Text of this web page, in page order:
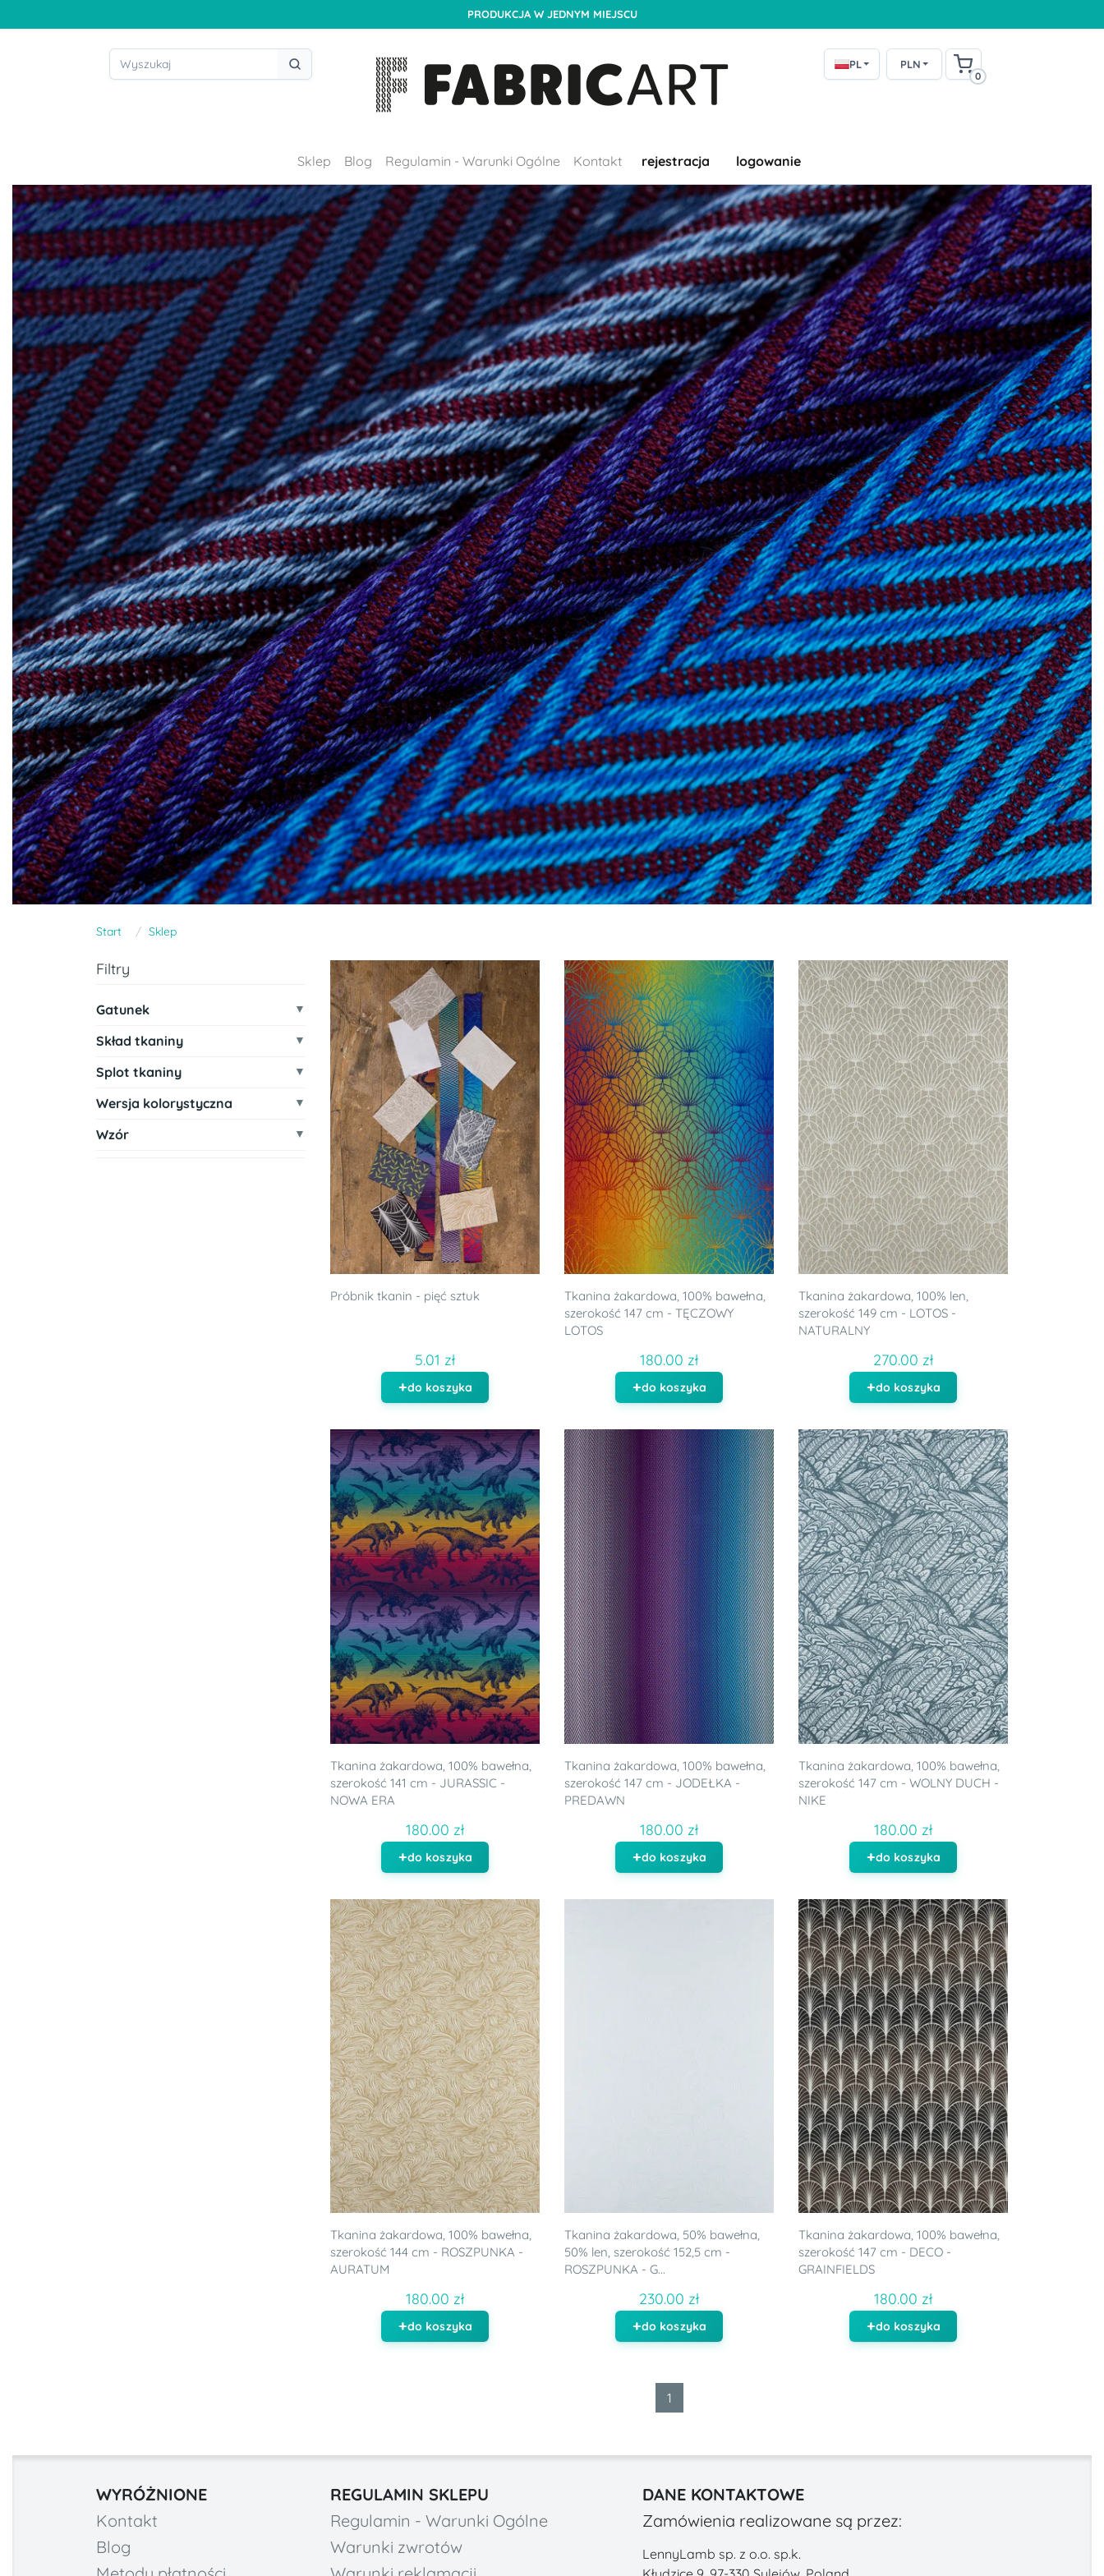
PRODUKCJA W JEDNYM MIEJSCU
PL PLN
0
Sklep Blog Regulamin - Warunki Ogólne Kontakt rejestracja logowanie
Start Sklep
Filtry
Gatunek
Skład tkaniny
Splot tkaniny
Wersja kolorystyczna
Wzór
Próbnik tkanin - pięć sztuk
5.01 zł
do koszyka
Tkanina żakardowa, 100% bawełna,
szerokość 147 cm - TĘCZOWY
LOTOS
180.00 zł
do koszyka
Tkanina żakardowa, 100% len,
szerokość 149 cm - LOTOS -
NATURALNY
270.00 zł
do koszyka
Tkanina żakardowa, 100% bawełna,
szerokość 141 cm - JURASSIC -
NOWA ERA
180.00 zł
do koszyka
Tkanina żakardowa, 100% bawełna,
szerokość 147 cm - JODEŁKA -
PREDAWN
180.00 zł
do koszyka
Tkanina żakardowa, 100% bawełna,
szerokość 147 cm - WOLNY DUCH -
NIKE
180.00 zł
do koszyka
Tkanina żakardowa, 100% bawełna,
szerokość 144 cm - ROSZPUNKA -
AURATUM
180.00 zł
do koszyka
Tkanina żakardowa, 50% bawełna,
50% len, szerokość 152,5 cm -
ROSZPUNKA - G...
230.00 zł
do koszyka
Tkanina żakardowa, 100% bawełna,
szerokość 147 cm - DECO -
GRAINFIELDS
180.00 zł
do koszyka
1
WYRÓŻNIONE
Kontakt
Blog
REGULAMIN SKLEPU
Regulamin - Warunki Ogólne
Warunki zwrotów
DANE KONTAKTOWE
Zamówienia realizowane są przez:
LennyLamb sp. z o.o. sp.k.